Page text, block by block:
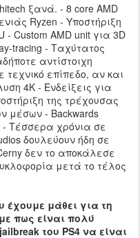
ξανά. - 8 core AMD
Ryzen - Υποστήριξη
- Custom AMD unit για 3D
tracing - Ταχύτατος
αντίστοιχη
επίπεδο, αν και
4Κ - Ενδείξεις για
της τρέχουσας
μέσων - Backwards
- Τέσσερα χρόνια σε
δουλεύουν ήδη σε
δεν το αποκάλεσε
μετά το τέλος
έχουμε μάθει για τη
πως είναι πολύ
του PS4 να είναι